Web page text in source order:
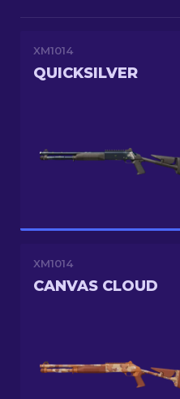
XM1014
QUICKSILVER
XM1014
CANVAS CLOUD